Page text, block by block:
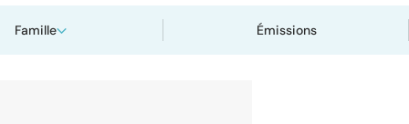
Famille Émissions